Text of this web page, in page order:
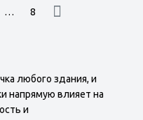
… 8
любого здания, и
напрямую влияет на
и